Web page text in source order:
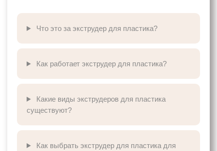
Что это за экструдер для пластика?
Как работает экструдер для пластика?
Какие виды экструдеров для пластика
существуют?
Как выбрать экструдер для пластика для